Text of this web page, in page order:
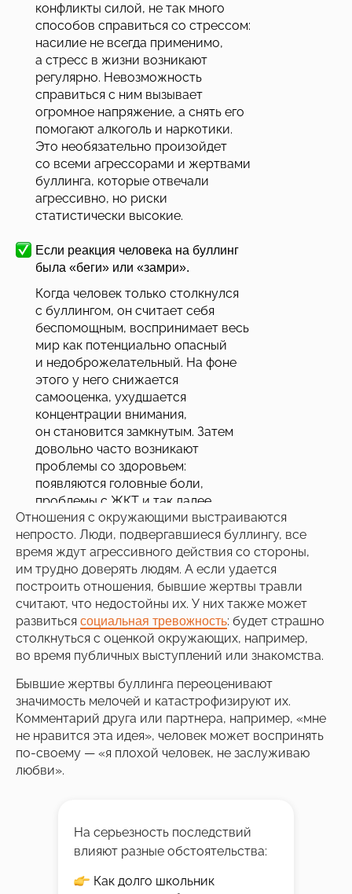
Если реакция человека на буллинг
была «беги» или «замри».
конфликты силой, не так много
способов справиться со стрессом:
насилие не всегда применимо,
а стресс в жизни возникают
регулярно. Невозможность
справиться с ним вызывает
огромное напряжение, а снять его
помогают алкоголь и наркотики.
Это необязательно произойдет
со всеми агрессорами и жертвами
буллинга, которые отвечали
агрессивно, но риски
статистически высокие.
Когда человек только столкнулся
с буллингом, он считает себя
беспомощным, воспринимает весь
мир как потенциально опасный
и недоброжелательный. На фоне
этого у него снижается
самооценка, ухудшается
концентрации внимания,
он становится замкнутым. Затем
довольно часто возникают
проблемы со здоровьем:
появляются головные боли,
проблемы с ЖКТ и так далее.
Отношения с окружающими выстраиваются
непросто. Люди, подвергавшиеся буллингу, все
время ждут агрессивного действия со стороны,
им трудно доверять людям. А если удается
построить отношения, бывшие жертвы травли
считают, что недостойны их. У них также может
развиться социальная тревожность: будет страшно
столкнуться с оценкой окружающих, например,
во время публичных выступлений или знакомства.
Бывшие жертвы буллинга переоценивают
значимость мелочей и катастрофизируют их.
Комментарий друга или партнера, например, «мне
не нравится эта идея», человек может воспринять
по-своему — «я плохой человек, не заслуживаю
любви».
На серьезность последствий
влияют разные обстоятельства:
Как долго школьник